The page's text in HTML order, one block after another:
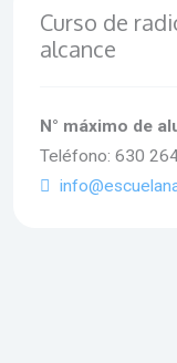
Curso de
alcance
N° máximo de
Teléfono: 630